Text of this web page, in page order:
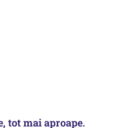
tot mai aproape.